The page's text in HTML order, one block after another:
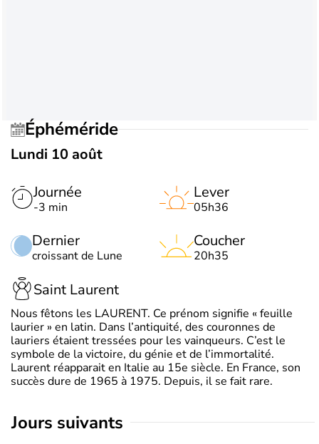
Éphéméride
Lundi 10 août
Journée
-3 min
Dernier
croissant de Lune
Lever
05h36
Coucher
20h35
Saint Laurent
Nous fêtons les LAURENT. Ce prénom signifie « feuille
laurier » en latin. Dans l’antiquité, des couronnes de
lauriers étaient tressées pour les vainqueurs. C’est le
symbole de la victoire, du génie et de l’immortalité.
Laurent réapparait en Italie au 15e siècle. En France, son
succès dure de 1965 à 1975. Depuis, il se fait rare.
jours suivants